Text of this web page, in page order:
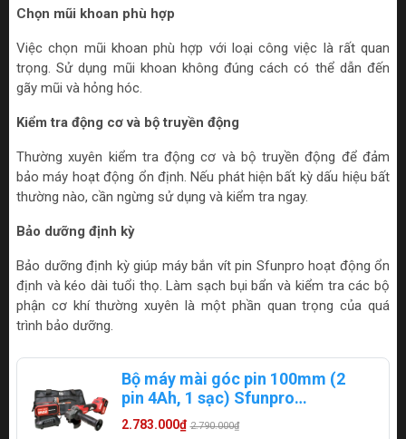
Chọn mũi khoan phù hợp
Việc chọn mũi khoan phù hợp với loại công việc là rất quan
trọng. Sử dụng mũi khoan không đúng cách có thể dẫn đến
gãy mũi và hỏng hóc.
Kiểm tra động cơ và bộ truyền động
Thường xuyên kiểm tra động cơ và bộ truyền động để đảm
bảo máy hoạt động ổn định. Nếu phát hiện bất kỳ dấu hiệu bất
thường nào, cần ngừng sử dụng và kiểm tra ngay.
Bảo dưỡng định kỳ
Bảo dưỡng định kỳ giúp máy bắn vít pin Sfunpro hoạt động ổn
định và kéo dài tuổi thọ. Làm sạch bụi bẩn và kiểm tra các bộ
phận cơ khí thường xuyên là một phần quan trọng của quá
trình bảo dưỡng.
Bộ máy mài góc pin 100mm (2
pin 4Ah, 1 sạc) Sfunpro
S20L100GA.2
2.783.000₫ 2.790.000₫